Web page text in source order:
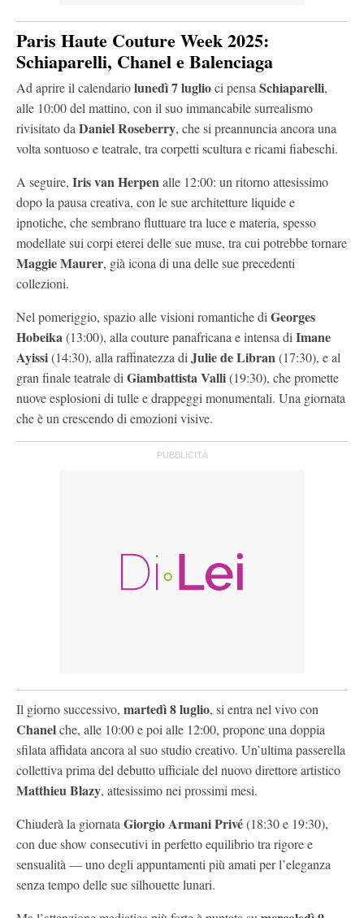
Paris Haute Couture Week 2025:
Schiaparelli, Chanel e Balenciaga
Ad aprire il calendariolunedì 7 luglioci pensa Schiaparelli,
alle 10:00 del mattino, con il suo immancabile surrealismo
rivisitato da Daniel Roseberry, che si preannuncia ancora una
volta sontuoso e teatrale, tra corpetti scultura e ricami fiabeschi.
A seguire, Iris van Herpenalle 12:00: un ritorno attesissimo
dopo la pausa creativa, con le sue architetture liquide e
ipnotiche, che sembrano fluttuare tra luce e materia, spesso
modellate sui corpi eterei delle sue muse, tra cui potrebbe tornare
Maggie Maurer, già icona di una delle sue precedenti
collezioni.
Nel pomeriggio, spazio alle visioni romantiche di Georges
Hobeika(13:00), alla couture panafricana e intensa di Imane
Ayissi(14:30), alla raffinatezza di Julie de Libran(17:30), e al
gran finale teatrale di Giambattista Valli(19:30), che promette
nuove esplosioni di tulle e drappeggi monumentali. Una giornata
che è un crescendo di emozioni visive.
Il giorno successivo, martedì 8 luglio, si entra nel vivo con
Chanelche, alle 10:00 e poi alle 12:00, propone una doppia
sfilata affidata ancora al suo studio creativo. Un’ultima passerella
collettiva prima del debutto ufficiale del nuovo direttore artistico
Matthieu Blazy, attesissimo nei prossimi mesi.
Chiuderà la giornata Giorgio Armani Privé(18:30 e 19:30),
con due show consecutivi in perfetto equilibrio tra rigore e
sensualità — uno degli appuntamenti più amati per l’eleganza
senza tempo delle sue silhouette lunari.